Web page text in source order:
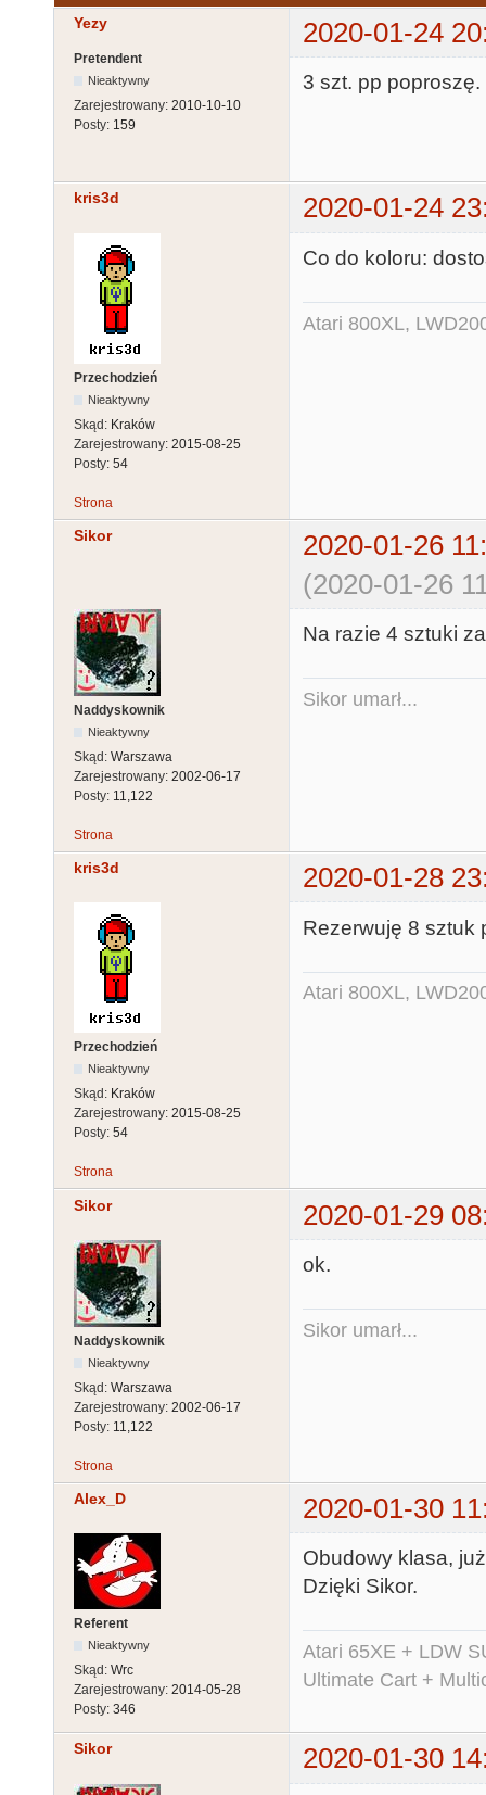
Yezy 2020-01-24
Pretendent
Nieaktywny
Zarejestrowany: 2010-10-10
Posty: 159
3 szt. pp
kris3d 2020-01-24
Przechodzień
Nieaktywny
Skąd: Kraków
Zarejestrowany: 2015-08-25
Posty: 54
Co do koloru:
Atari 800XL,
Strona
Sikor
2020-01-26
(2020-01-26
Naddyskownik
Nieaktywny
Skąd: Warszawa
Zarejestrowany: 2002-06-17
Posty: 11,122
Na razie 4 sztuki
Sikor umarł...
Strona
kris3d 2020-01-28
Przechodzień
Nieaktywny
Skąd: Kraków
Zarejestrowany: 2015-08-25
Posty: 54
Rezerwuję 8 sztuk
Atari 800XL,
Strona
Sikor 2020-01-29
Naddyskownik
Nieaktywny
Skąd: Warszawa
Zarejestrowany: 2002-06-17
Posty: 11,122
ok.
Sikor umarł...
Strona
Alex_D 2020-01-30
Referent
Nieaktywny
Skąd: Wrc
Zarejestrowany: 2014-05-28
Posty: 346
Obudowy klasa,
Dzięki Sikor.
Atari 65XE + LDW
Ultimate Cart +
Sikor 2020-01-30